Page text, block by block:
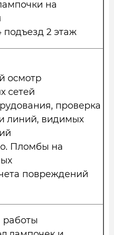
на
2 этаж
осмотр
сетей
проверка
линий, видимых
Пломбы на
повреждений